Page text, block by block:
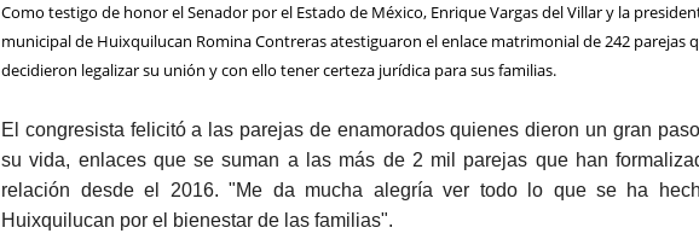
Como testigo de honor el Senador por el Estado de México, Enrique Vargas del Villar y la
municipal de Huixquilucan Romina Contreras atestiguaron el enlace matrimonial de 242 parejas
decidieron legalizar su unión y con ello tener certeza jurídica para sus familias.
El congresista felicitó a las parejas de enamorados quienes dieron un gran
su vida, enlaces que se suman a las más de 2 mil parejas que han
relación desde el 2016. "Me da mucha alegría ver todo lo que se ha
Huixquilucan por el bienestar de las familias".